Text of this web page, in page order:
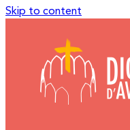
Skip to content